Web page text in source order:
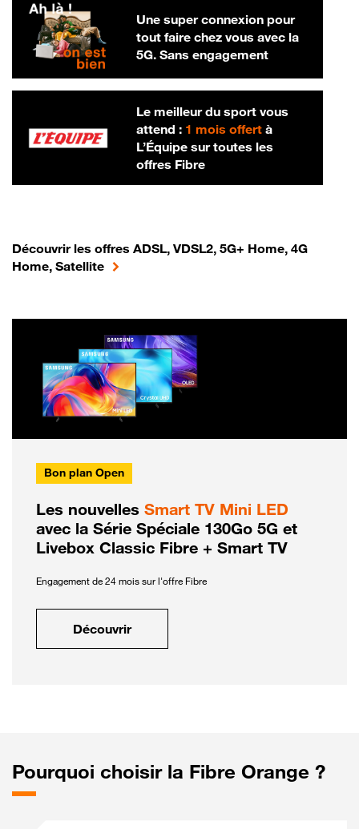
Une super connexion pour
tout faire chez vous avec la
5G. Sans engagement
Le meilleur du sport vous
attend : 1 mois offertà
L’Équipe sur toutes les
offres Fibre
Découvrir les offres ADSL, VDSL2, 5G+ Home, 4G
Home, Satellite
Bon plan Open
Les nouvelles Smart TV Mini LED
avec la Série Spéciale 130Go 5G et
Livebox Classic Fibre + Smart TV
Engagement de 24 mois sur l'offre Fibre
Découvrir
Pourquoi choisir la Fibre Orange ?